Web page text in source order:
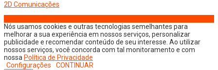
2D Comunicações
Nós usamos cookies e outras tecnologias semelhantes para
melhorar a sua experiência em nossos serviços, personalizar
publicidade e recomendar conteúdo de seu interesse. Ao utilizar
nossos serviços, você concorda com tal monitoramento e com
nossa Política de Privacidade
Configurações
CONTINUAR